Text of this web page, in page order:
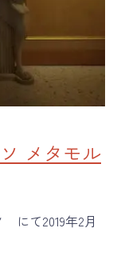
メタモル
にて2019年2月